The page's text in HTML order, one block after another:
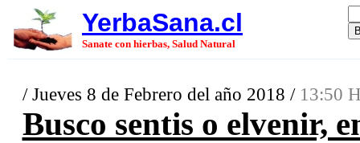
YerbaSana.cl
Sanate con hierbas, Salud Natural
/ Jueves 8 de Febrero del año 2018 / 13:50
Busco sentis o elvenir,